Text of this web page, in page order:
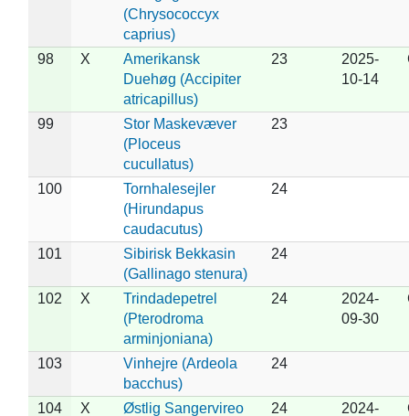
(Chrysococcyx
caprius)
98 X
Amerikansk
Duehøg (Accipiter
atricapillus)
23
2025-
10-14
99
Stor Maskevæver
(Ploceus
cucullatus)
23
100
Tornhalesejler
(Hirundapus
caudacutus)
24
101
Sibirisk Bekkasin
(Gallinago stenura)
24
102 X
Trindadepetrel
(Pterodroma
arminjoniana)
24
2024-
09-30
103
Vinhejre (Ardeola
bacchus)
24
104 X
Østlig Sangervireo
24
2024-